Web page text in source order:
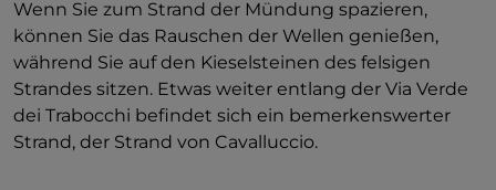
Ruinen von Murata Bassa an der Küste besichtigen
und zu Fuß den Strand von Turchino erreichen, der
nach der blauen Farbe seines Wassers benannt ist.
Ein felsiger Strand, an dem sich der berühmteste
Trabocco der Küste befindet, auch dank D'Annunzio
und seinem Werk Der Triumph des Todes: Trabocco
Wenn Sie zum Strand der Mündung spazieren,
können Sie das Rauschen der Wellen genießen,
während Sie auf den Kieselsteinen des felsigen
Strandes sitzen. Etwas weiter entlang der Via Verde
dei Trabocchi befindet sich ein bemerkenswerter
Strand, der Strand von Cavalluccio.